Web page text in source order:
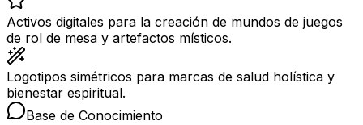
Activos digitales para la creación de mundos de juegos
de rol de mesa y artefactos místicos.
Logotipos simétricos para marcas de salud holística y
bienestar espiritual.
Base de Conocimiento